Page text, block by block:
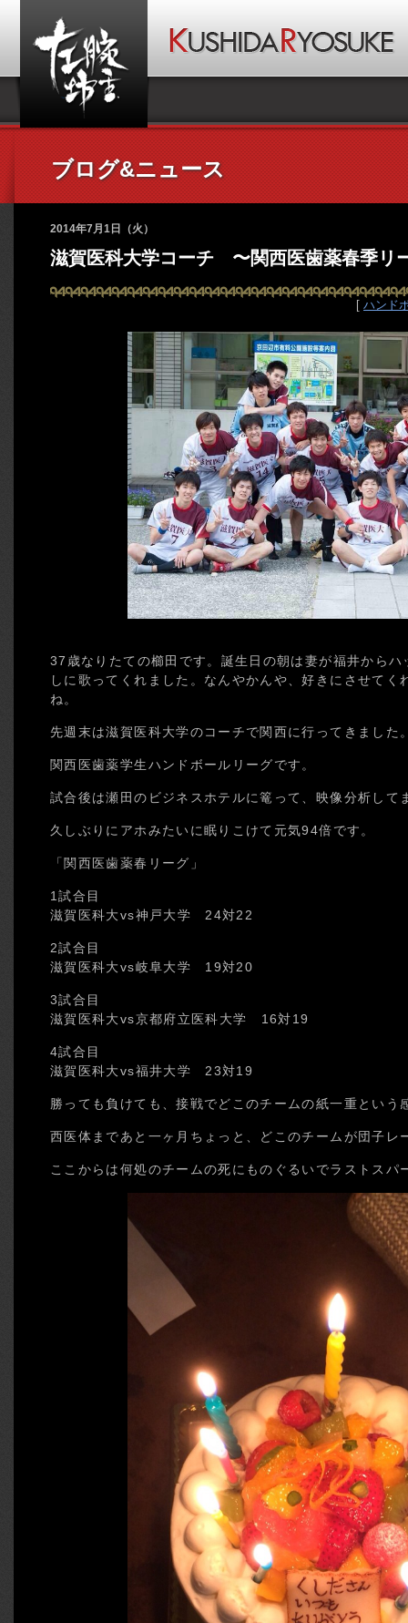
ブログ&ニュース
2014年7月1日（火）
滋賀医科大学コーチ 〜関西医歯薬春季リ
[ ハンド
37歳なりたての櫛田です。誕生日の朝は妻が福井から
しに歌ってくれました。なんやかんや、好きにさせてく
ね。
先週末は滋賀医科大学のコーチで関西に行ってきました
関西医歯薬学生ハンドボールリーグです。
試合後は瀬田のビジネスホテルに篭って、映像分析して
久しぶりにアホみたいに眠りこけて元気94倍です。
「関西医歯薬春リーグ」
1試合目
滋賀医科大vs神戸大学 24対22
2試合目
滋賀医科大vs岐阜大学 19対20
3試合目
滋賀医科大vs京都府立医科大学 16対19
4試合目
滋賀医科大vs福井大学 23対19
勝っても負けても、接戦でどこのチームの紙一重という
西医体まであと一ヶ月ちょっと、どこのチームが団子レ
ここからは何処のチームの死にものぐるいでラストスパ